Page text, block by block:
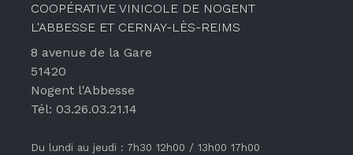
COOPÉRATIVE VINICOLE DE NOGENT
L'ABBESSE ET CERNAY-LÈS-REIMS
8 avenue de la Gare
51420
Nogent l'Abbesse
Tél: 03.26.03.21.14
Du lundi au jeudi : 7h30 12h00 / 13h00 17h00